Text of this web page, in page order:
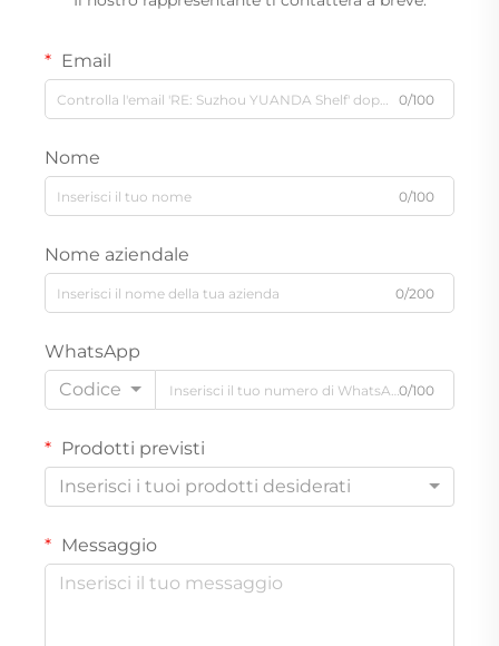
Email
0/100
Nome
0/100
Nome aziendale
0/200
WhatsApp
Codice
0/100
Prodotti previsti
Inserisci i tuoi prodotti desiderati
Messaggio